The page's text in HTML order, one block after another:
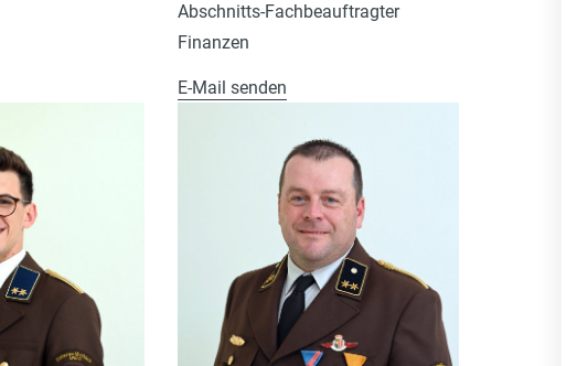
Abschnitts-Fachbeauftragter
Finanzen
E-Mail senden